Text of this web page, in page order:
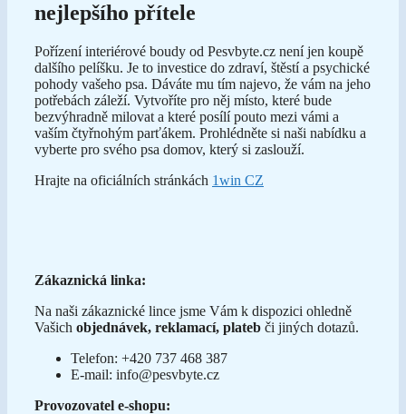
nejlepšího přítele
Pořízení interiérové boudy od Pesvbyte.cz není jen koupě
dalšího pelíšku. Je to investice do zdraví, štěstí a psychické
pohody vašeho psa. Dáváte mu tím najevo, že vám na jeho
potřebách záleží. Vytvoříte pro něj místo, které bude
bezvýhradně milovat a které posílí pouto mezi vámi a
vaším čtyřnohým parťákem. Prohlédněte si naši nabídku a
vyberte pro svého psa domov, který si zaslouží.
Hrajte na oficiálních stránkách 1win CZ
Zákaznická linka:
Na naši zákaznické lince jsme Vám k dispozici ohledně
Vašich objednávek, reklamací, plateb či jiných dotazů.
Telefon: +420 737 468 387
E-mail: info@pesvbyte.cz
Provozovatel e-shopu: